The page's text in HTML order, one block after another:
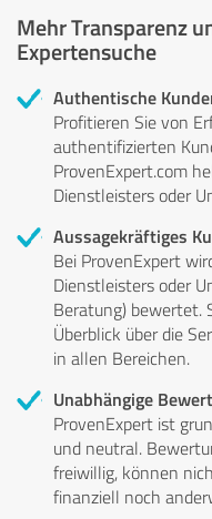
Mehr Transparenz
Expertensuche
Authentische
Profitieren Sie von
authentifizierten
ProvenExpert.com
Dienstleisters oder
Aussagekräftiges
Bei ProvenExpert
Dienstleisters oder
Beratung) bewertet.
Überblick über die
in allen Bereichen.
Unabhängige
ProvenExpert ist
und neutral.
freiwillig, können
finanziell noch